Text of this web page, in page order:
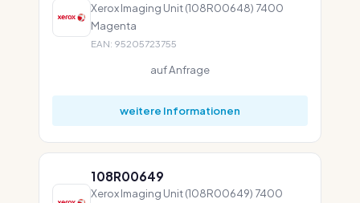
Xerox Imaging Unit (108R00648) 7400
Magenta
EAN: 95205723755
auf Anfrage
weitere Informationen
108R00649
Xerox Imaging Unit (108R00649) 7400